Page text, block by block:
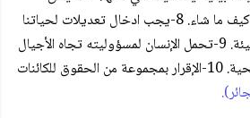
للإنسان أن يستغل الطبيعة كيف ما شاء. 8-يجب ادخال تعديلات لحياتنا
تتناسب مع الحفاظ على البيئة. 9-تحمل الإنسان لمسؤوليته تجاه الأجيال
القادمة وحقهم في بيئة صحية. 10-الإقرار بمجموعة من الحقوق للكائنات